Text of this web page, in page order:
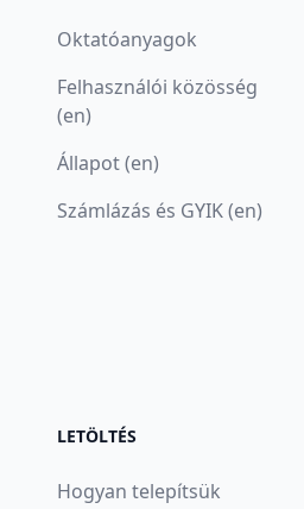
Oktatóanyagok
Felhasználói közösség
(en)
Állapot (en)
Számlázás és GYIK (en)
LETÖLTÉS
Hogyan telepítsük